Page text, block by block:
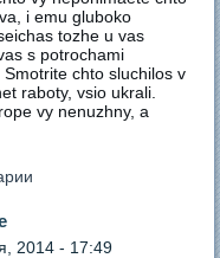
i emu gluboko
tozhe u vas
s potrochami
chto sluchilos v
raboty, vsio ukrali.
vy nenuzhny, a
2014 - 17:49